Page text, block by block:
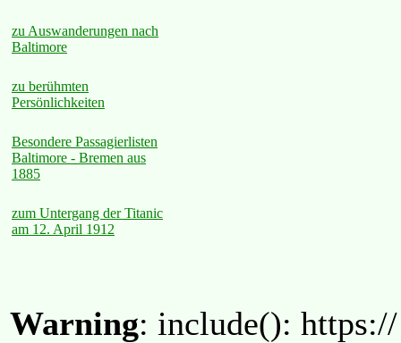
zu Auswanderungen nach
Baltimore
zu berühmten
Persönlichkeiten
Besondere Passagierlisten
Baltimore - Bremen aus
1885
zum Untergang der Titanic
am 12. April 1912
Warning: include():